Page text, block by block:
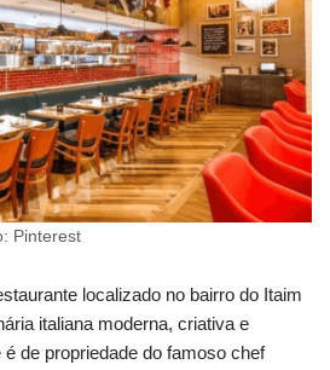
Pinterest
localizado no bairro do Itaim
italiana moderna, criativa e
de propriedade do famoso chef